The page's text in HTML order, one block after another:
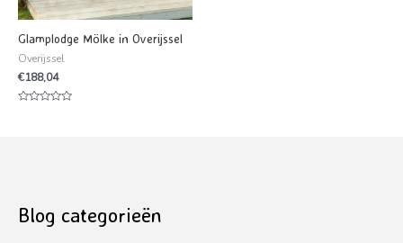
Glamplodge Mölke in Overijssel
Overijssel
€188,04
Blog categorieën